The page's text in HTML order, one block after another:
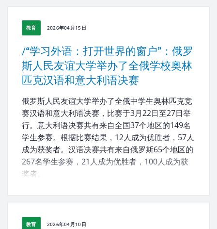
教育 2026年04月15日
/“学习外语：打开世界的窗户”：俄罗
斯人民友谊大学举办了全俄学校奥林
匹克汉语和意大利语决赛
俄罗斯人民友谊大学举办了全俄中学生奥林匹克竞
赛汉语和意大利语决赛，比赛于3月22日至27日举
行。意大利语决赛共有来自全国37个地区的149名
学生参赛。根据比赛结果，12人成为优胜者，57人
成为获奖者。汉语决赛共有来自俄罗斯65个地区的
267名学生参赛，21人成为优胜者，100人成为获
奖者。
教育 2026年04月10日